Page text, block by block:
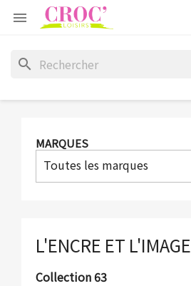

search
MARQUES
Toutes les marques
L'ENCRE ET L'IMAGE
Collection 63